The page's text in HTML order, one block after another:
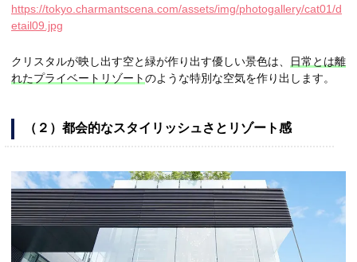
https://tokyo.charmantscena.com/assets/img/photogallery/cat01/d
etail09.jpg
クリスタルが映し出す空と緑が作り出す優しい景色は、
日常とは離
れたプライベートリゾートのような特別な空気を作り出します。
（２）都会的なスタイリッシュさとリゾート感